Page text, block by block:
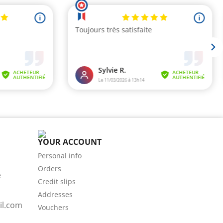
YOUR ACCOUNT
Personal info
Orders
Credit slips
Addresses
Vouchers